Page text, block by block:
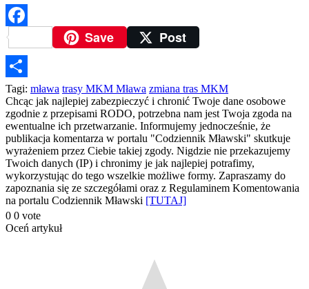
FacebookSave Post
Podziel
się
Tagi: mława trasy MKM Mława zmiana tras MKM
Chcąc jak najlepiej zabezpieczyć i chronić Twoje dane osobowe
zgodnie z przepisami RODO, potrzebna nam jest Twoja zgoda na
ewentualne ich przetwarzanie. Informujemy jednocześnie, że
publikacja komentarza w portalu "Codziennik Mławski" skutkuje
wyrażeniem przez Ciebie takiej zgody. Nigdzie nie przekazujemy
Twoich danych (IP) i chronimy je jak najlepiej potrafimy,
wykorzystując do tego wszelkie możliwe formy. Zapraszamy do
zapoznania się ze szczegółami oraz z Regulaminem Komentowania
na portalu Codziennik Mławski [TUTAJ]
0 0 vote
Oceń artykuł